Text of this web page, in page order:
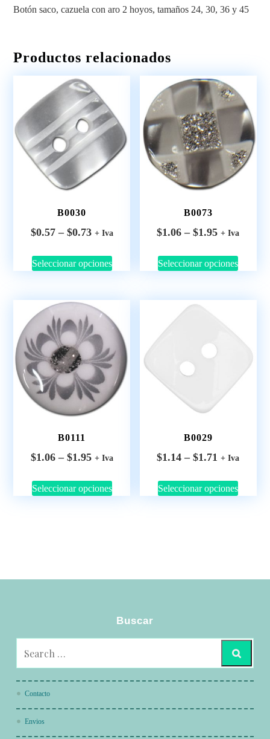
Botón saco, cazuela con aro 2 hoyos, tamaños 24, 30, 36 y 45
Productos relacionados
B0030
$0.57 – $0.73 + Iva
Seleccionar opciones
B0073
$1.06 – $1.95 + Iva
Seleccionar opciones
B0111
$1.06 – $1.95 + Iva
Seleccionar opciones
B0029
$1.14 – $1.71 + Iva
Seleccionar opciones
Buscar
Contacto
Envios